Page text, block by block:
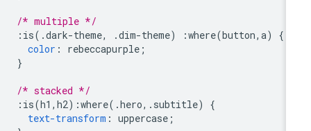
/* multiple */
: is(.dark-theme, .dim-theme) :where(button a
color: rebeccapurple
/* stacked */
:is ( h1, h2):where(.hero,.subtitle
text-transform: uppercase